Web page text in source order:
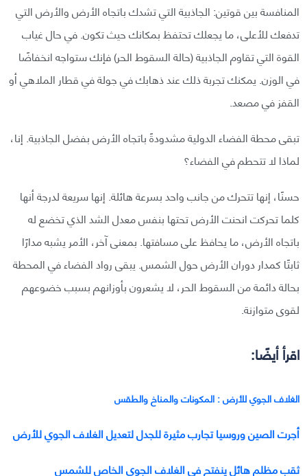
المنافسة بين قوتين: الجاذبية التي تشدك باتجاه الأرض والأرض التي
تدفعك للأعلى، ما يجعلك تحتفظ بمكانك حيث تكون. في حال غياب
القوة التي تقاوم الجاذبية (حالة السقوط الحر) فإنك ستواجه انخفاضًا
في الوزن. يمكنك تجربة ذلك عند ذهابك في جولة في قطار الملاهي أو
القفز في مصعد.
تبقى محطة الفضاء الدولية مشدودةً باتجاه الأرض بفضل الجاذبية. إنا،
لماذا لا تتحطم في الفضاء؟
حسنًا، إنها تتحرك من جانب واحد بسرعة هائلة. إنها سريعة لدرجة أنها
كلما تحركت انحنت الأرض تحتها بنفس معدل الشد الذي تخضع له
باتجاه الأرض، ما يحافظ على مسافتها. بمعنى آخر، الأمر يشبه مدارًا
ثابتًا كمدار دوران الأرض حول الشمس. يبقى رواد الفضاء في المحطة
بحالة دائمة من السقوط الحر، لا يشعرون بأوزانهم بسبب خضوعهم
لقوى متوازنة.
اقرأ أيضًا:
الغلاف الجوي للأرض : المكونات والمناخ والطقس
أجرت الصين وروسيا تجارب مثيرة للجدل لتعديل الغلاف الجوي للأرض
ثقب مظلم هائل ينفتح في الغلاف الجوي الخاص للشمس